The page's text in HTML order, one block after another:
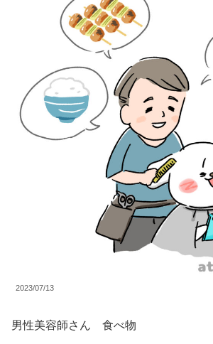
2023/07/13
男性美容師さん 食べ物